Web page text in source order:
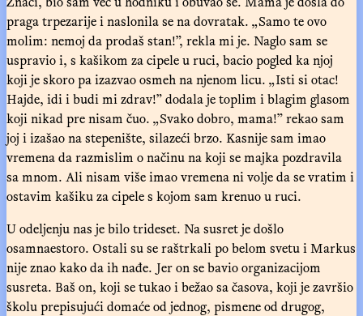
praga trpezarije i naslonila se na dovratak. „Samo te ovo
molim: nemoj da prodaš stan!”, rekla mi je. Naglo sam se
uspravio i, s kašikom za cipele u ruci, bacio pogled ka njoj
koji je skoro pa izazvao osmeh na njenom licu. „Isti si otac!
Hajde, idi i budi mi zdrav!” dodala je toplim i blagim glasom
koji nikad pre nisam čuo. „Svako dobro, mama!” rekao sam
joj i izašao na stepenište, silazeći brzo. Kasnije sam imao
vremena da razmislim o načinu na koji se majka pozdravila
sa mnom. Ali nisam više imao vremena ni volje da se vratim i
ostavim kašiku za cipele s kojom sam krenuo u ruci.
U odeljenju nas je bilo trideset. Na susret je došlo
osamnaestoro. Ostali su se raštrkali po belom svetu i Markus
nije znao kako da ih nađe. Jer on se bavio organizacijom
susreta. Baš on, koji se tukao i bežao sa časova, koji je završio
školu prepisujući domaće od jednog, pismene od drugog,